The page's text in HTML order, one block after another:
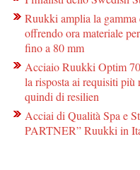
Ruukki amplia la gamma
offrendo ora materiale
fino a 80 mm
Acciaio Ruukki Optim
la risposta ai requisiti più
quindi di resilien
Acciai di Qualità Spa e
PARTNER” Ruukki in